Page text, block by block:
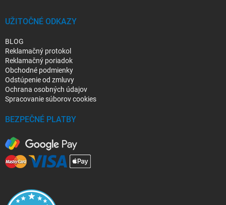
UŽITOČNÉ ODKAZY
BLOG
Reklamačný protokol
Reklamačný poriadok
Obchodné podmienky
Odstúpenie od zmluvy
Ochrana osobných údajov
Spracovanie súborov cookies
BEZPEČNÉ PLATBY